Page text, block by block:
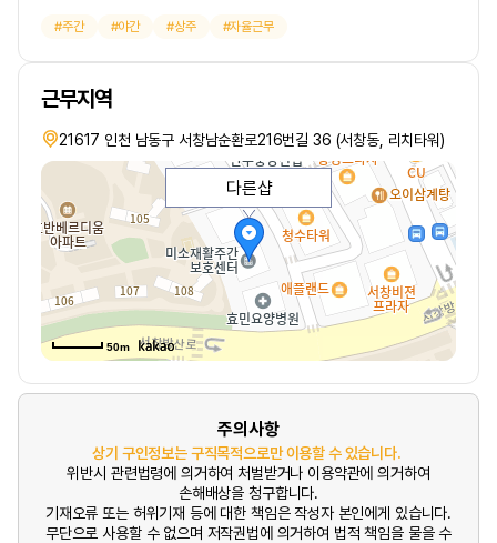
주간 야간 상주 자율근무
근무지역
21617 인천 남동구 서창남순환로216번길 36 (서창동, 리치타워)
다른샵
50m
주의사항
상기 구인정보는 구직목적으로만 이용할 수 있습니다.
위반시 관련법령에 의거하여 처벌받거나 이용약관에 의거하여
손해배상을 청구합니다.
기재오류 또는 허위기재 등에 대한 책임은 작성자 본인에게 있습니다.
무단으로 사용할 수 없으며 저작권법에 의거하여 법적 책임을 물을 수